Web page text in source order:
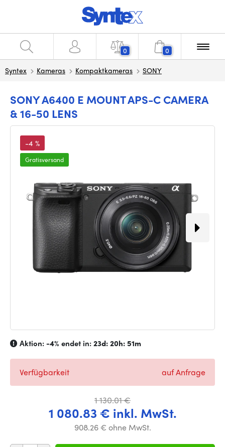
0 0
Syntex Kameras Kompaktkameras SONY
SONY A6400 E MOUNT APS-C CAMERA
& 16-50 LENS
-4 %
Gratisversand
Aktion:-4% endet in:23d: 20h: 51m
1 130.01 €
1 080.83 € inkl. MwSt.
908.26 € ohne MwSt.
Verfügbarkeit auf Anfrage